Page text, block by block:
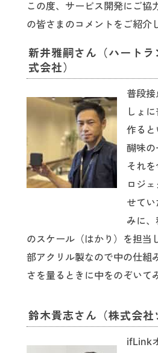
この度、サービス開発にご協
の皆さまのコメントをご紹介
新井雅嗣さん（ハートラ
式会社）
普段
しょ
作る
醐味の
それ
ロジ
せて
みに
のスケール（はかり）を担当
部アクリル製なので中の仕組
さを量るときに中をのぞいて
鈴木貴志さん（株式会社
ifLink